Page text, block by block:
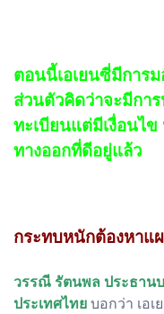
ตอนนี้เอเยนซี่มีการ
ส่วนตัวคิดว่าจะมีกา
ทะเบียนแต่มีเงื่อนไ
ทางออกที่ดีอยู่แล้ว
กระทบหนักต้องหาแ
วรรณี รัตนพล ประธาน
ประเทศไทย บอกว่า เอ